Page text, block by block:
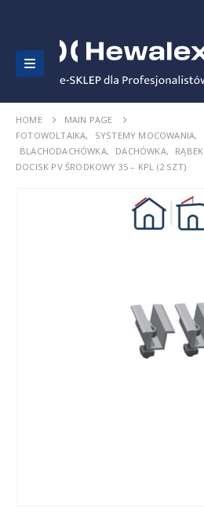
HOME
MAIN PAGE
FOTOWOLTAIKA, SYSTEMY MOCOWANIA,
BLACHODACHÓWKA, DACHÓWKA,
RĄBEK
DOCISK PV ŚRODKOWY 35 – KPL (2 SZT)